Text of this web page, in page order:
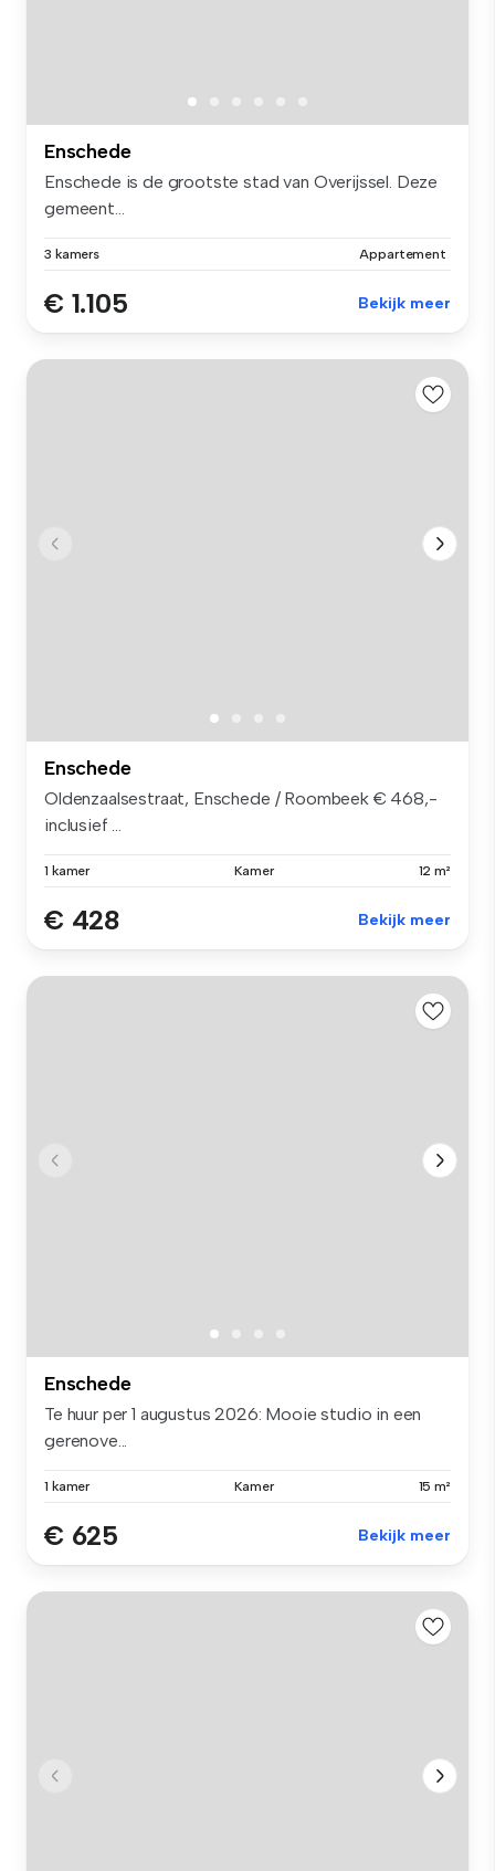
Enschede
Enschede is de grootste stad van Overijssel. Deze
gemeent...
3 kamers Appartement
€ 1.105 Bekijk meer
Enschede
Oldenzaalsestraat, Enschede / Roombeek € 468,-
inclusief ...
1 kamer Kamer 12 m²
€ 428 Bekijk meer
Enschede
Te huur per 1 augustus 2026: Mooie studio in een
gerenove...
1 kamer Kamer 15 m²
€ 625 Bekijk meer